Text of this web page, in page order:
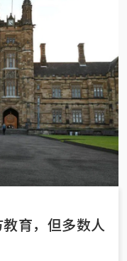
育，但多数人